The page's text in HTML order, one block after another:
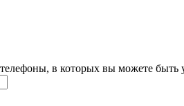
в которых вы можете быть